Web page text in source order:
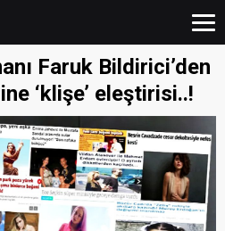
Faruk Bildirici’den
‘klişe’ eleştirisi..!